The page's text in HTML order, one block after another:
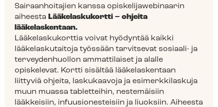
Sairaanhoitajien kanssa opiskelijawebinaarin
aiheesta Lääkelaskukortti – ohjeita
lääkelaskentaan.
Lääkelaskukorttia voivat hyödyntää kaikki
lääkelaskutaitoja työssään tarvitsevat sosiaali- ja
terveydenhuollon ammattilaiset ja alalle
opiskelevat. Kortti sisältää lääkelaskentaan
liittyviä ohjeita, laskukaavoja ja esimerkkilaskuja
muun muassa tabletteihin, nestemäisiin
lääkkeisiin, infuusionesteisiin ja liuoksiin. Aiheesta